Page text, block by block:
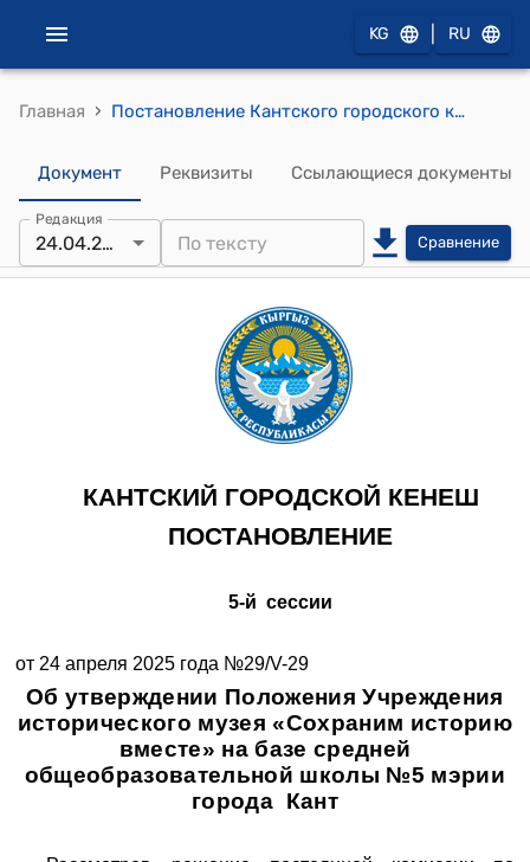
KG RU
Главная › Постановление Кантского городского кенеша от 24 апреля 2025 года №29/V-29 " Об утверждении Положения Учреждения исторического музея «Сохраним историю вместе» на базе средней общеобразовательной школы №5 мэрии города Кант"
Документ Реквизиты Ссылающиеся документы
Редакция
24.04.2025 Сравнение